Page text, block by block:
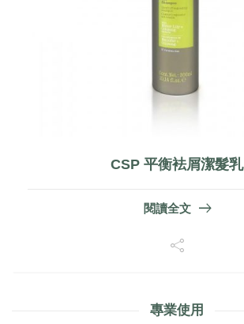
CSP 平衡袪屑潔髮乳
閱讀全文
專業使用